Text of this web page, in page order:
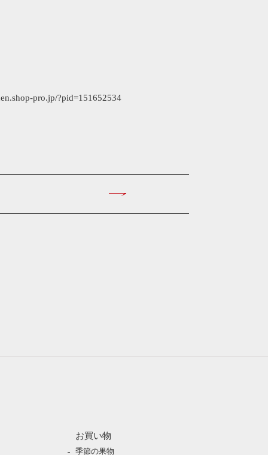
pro.jp/?pid=151652534
お買い物
季節の果物